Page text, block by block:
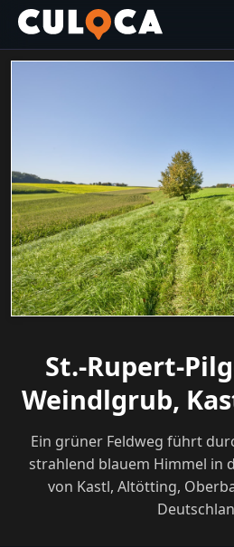
St.-Rupert-
Weindlgrub,
Ein grüner Feldweg führt
strahlend blauem Himmel in
von Kastl, Altötting,